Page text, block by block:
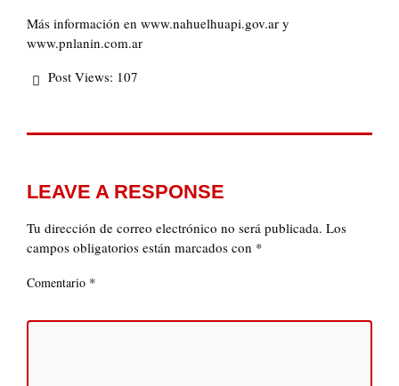
Más información en www.nahuelhuapi.gov.ar y
www.pnlanin.com.ar
Post Views: 107
LEAVE A RESPONSE
Tu dirección de correo electrónico no será publicada. Los
campos obligatorios están marcados con *
Comentario *